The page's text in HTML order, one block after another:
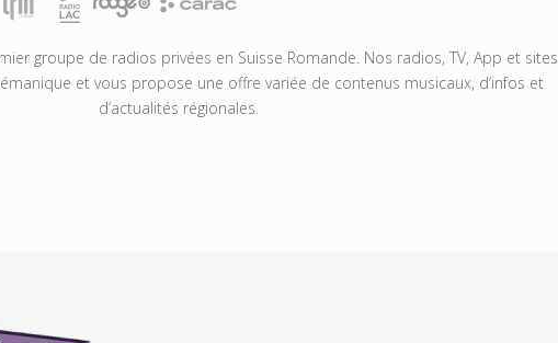
groupe de radios privées en Suisse Romande. Nos radios, TV, App et sites
et vous propose une offre variée de contenus musicaux, d’infos et
d’actualités régionales.